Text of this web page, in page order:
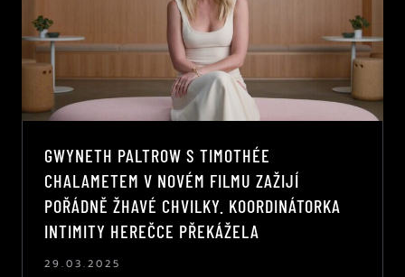
GWYNETH PALTROW S TIMOTHÉE
CHALAMETEM V NOVÉM FILMU ZAŽIJÍ
POŘÁDNĚ ŽHAVÉ CHVILKY. KOORDINÁTORKA
INTIMITY HEREČCE PŘEKÁŽELA
29.03.2025